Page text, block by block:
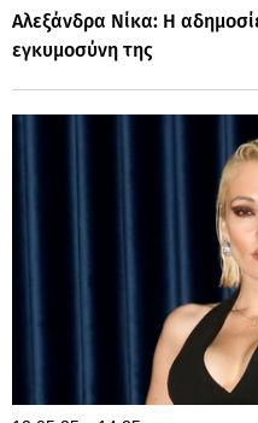
Αλεξάνδρα Νίκα: Η
εγκυμοσύνη της